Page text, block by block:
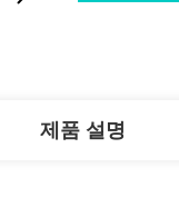
제품 설명